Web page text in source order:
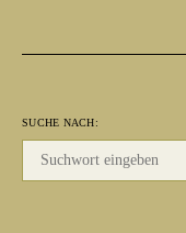
SUCHE NACH: